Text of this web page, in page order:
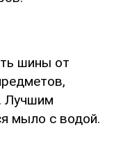
шины от
Лучшим
мыло с водой.